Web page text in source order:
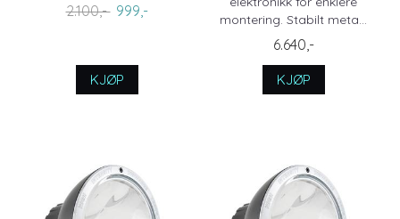
2.100,- 999,-
KJØP
montering. Stabilt meta...
6.640,-
KJØP